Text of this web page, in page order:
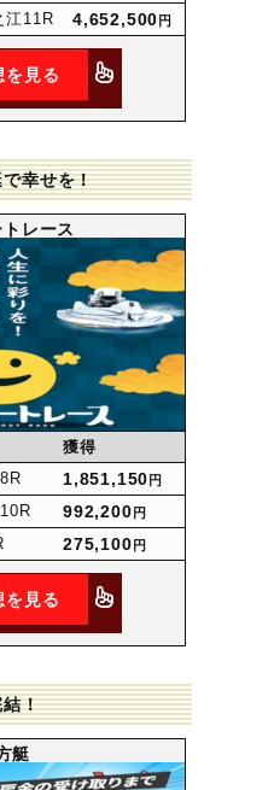
江11R 4,652,500 円
を見る
幸せを！
レース
獲得
1,851,150 円
992,200 円
275,100 円
を見る
結！
艇